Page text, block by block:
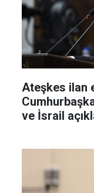
Ateşkes ilan
ve İsrail